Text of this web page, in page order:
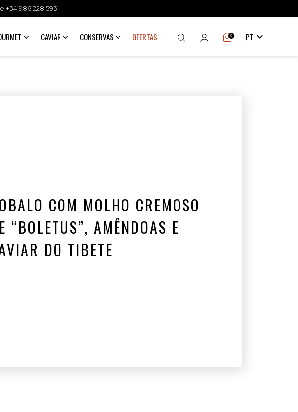
+34986 228 593
CAVIAR CONSERVAS OFERTAS 0 PT 
COM MOLHO CREMOSO
“BOLETUS”, AMÊNDOAS E
DO TIBETE